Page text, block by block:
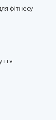
фітнесу